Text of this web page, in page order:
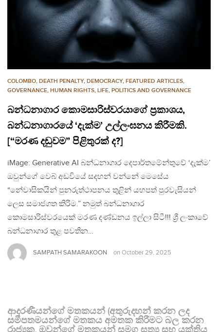
COLOMBO, DEATH PENALTY, DEMOCRACY, FEATURED ARTICLES,
GOVERNANCE, HUMAN RIGHTS, LIFE, POLITICS AND GOVERNANCE
බන්ධනාගාර කොමසාරිස්වරයාගේ ප්‍රකාශය,
බන්ධනාගාරයේ ‘දැක්ම’ උල්ලංඝනය කිරීමකි.
[“මරණ දඬුවම” පිළිතුරක් ද?]
iMage: Generative AI බන්ධනාගාර දෙපාර්තමේන්තුවේ ‘දැක්ම’
ඔවුන්ගේ වෙබ් අඩවියේ සදහන් වන්නේ මෙසේය
“නේවාසිකයින් පුනරුත්ථාපනය තුළින් යහපත් පුරවැසියන්
ලෙස සමාජගත කිරිම.” නමුත් බන්ධනාගාර
කොමසාරිස්වරයෙක් මරණ දණ්ඩනය ඉල්ලා සිටී!!! ශ්‍රී ලංකාවේ
බන්ධනාගාර තුළ පවතින…
SAMPATH SAMARAKOON on October 29, 2025
ආදරණීයන්ගේ මතකයන් (අතුරුදහන් කරන ලද
සමීපතමයන්ගේ මතකය අමතක කිරීමට බල කරන
රාජ්‍යක, ඔවුන්ගේ මතකයන් සමග සත්‍ය සහ යුක්තිය